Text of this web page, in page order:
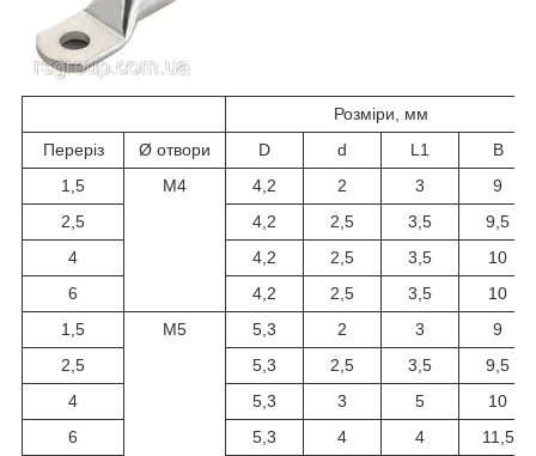
Розміри, мм
Переріз
Ø отвори D d L1
B
1,5
М4 4,2 2 3
9
2,5
4,2 2,5 3,5
9,5
4
4,2 2,5 3,5
10
6
4,2 2,5 3,5
10
1,5
М5 5,3 2 3
9
2,5
5,3 2,5 3,5
9,5
4
5,3 3 5
10
6
5,3 4 4
11,5